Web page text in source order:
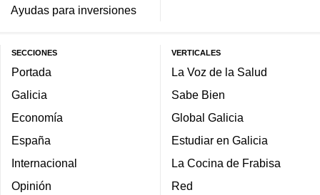
Ayudas para inversiones
SECCIONES
Portada
Galicia
Economía
España
Internacional
Opinión
VERTICALES
La Voz de la Salud
Sabe Bien
Global Galicia
Estudiar en Galicia
La Cocina de Frabisa
Red